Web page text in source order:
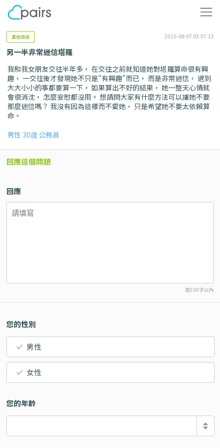
其他諮商 2015-08-07 03:07:13
另一半非常迷信塔羅
我和我女朋友交往半年多， 在交往之前就知道她對塔羅算命很有興
趣， 一交往後才發現她不只是"有興趣"而已， 而是非常迷信， 遇到
大大小小的事都要算一下， 如果算出不好的結果， 她一整天心情就
會很消沈， 怎麼安慰都沒用。 想請問大家有什麼方法可以讓她不要
那麼迷信嗎？ 我沒有因為這樣而不愛她， 只是希望她不要太依賴算
命。
男性 30歳 公務員
回應這個問題
回應
限100字以內
您的性別
男性
女性
您的年齡